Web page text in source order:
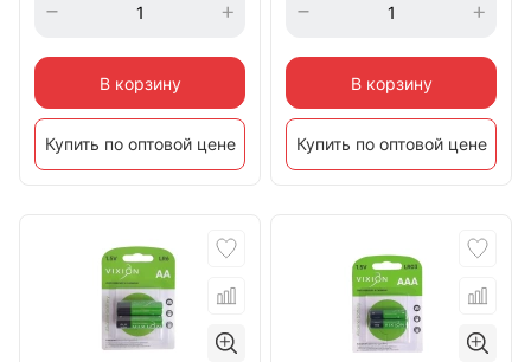
В корзину
Купить по оптовой цене
В корзину
Купить по оптовой цене